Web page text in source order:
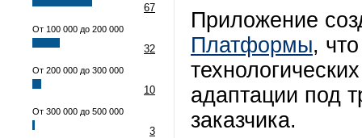
67
От 100 000 до 200 000
32
От 200 000 до 300 000
10
От 300 000 до 500 000
3
Приложение
Платформы,
адаптации под
заказчика.